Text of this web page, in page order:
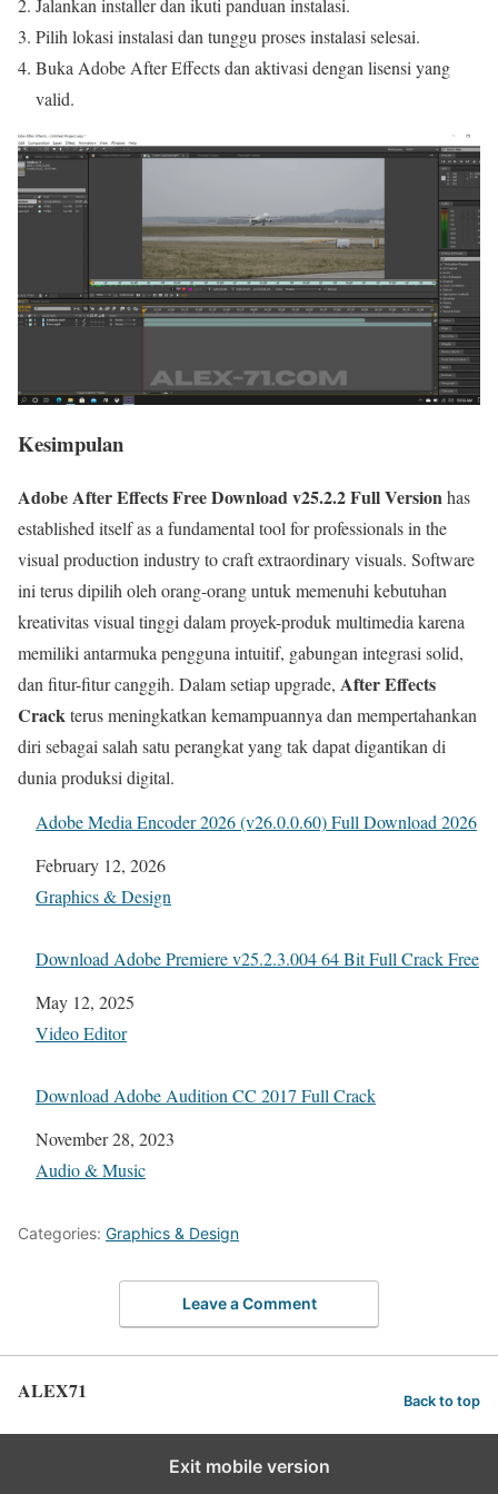
Pilih lokasi instalasi dan tunggu proses instalasi selesai.
Buka Adobe After Effects dan aktivasi dengan lisensi yang
valid.
Kesimpulan
Adobe After Effects Free Download v25.2.2 Full Versionhas
established itself as a fundamental tool for professionals in the
visual production industry to craft extraordinary visuals. Software
ini terus dipilih oleh orang-orang untuk memenuhi kebutuhan
kreativitas visual tinggi dalam proyek-produk multimedia karena
memiliki antarmuka pengguna intuitif, gabungan integrasi solid,
dan fitur-fitur canggih. Dalam setiap upgrade, After Effects
Crackterus meningkatkan kemampuannya dan mempertahankan
diri sebagai salah satu perangkat yang tak dapat digantikan di
dunia produksi digital.
Adobe Media Encoder 2026 (v26.0.0.60) Full Download 2026
Date
February 12, 2026
In relation to
Graphics & Design
Download Adobe Premiere v25.2.3.004 64 Bit Full Crack Free
Date
May 12, 2025
In relation to
Video Editor
Download Adobe Audition CC 2017 Full Crack
Date
November 28, 2023
In relation to
Audio & Music
Categories: Graphics & Design
Leave a Comment
ALEX71 Back to top
Exit mobile version